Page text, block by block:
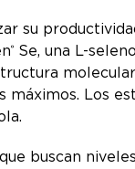
su
® Se, una L-
Los
buscan